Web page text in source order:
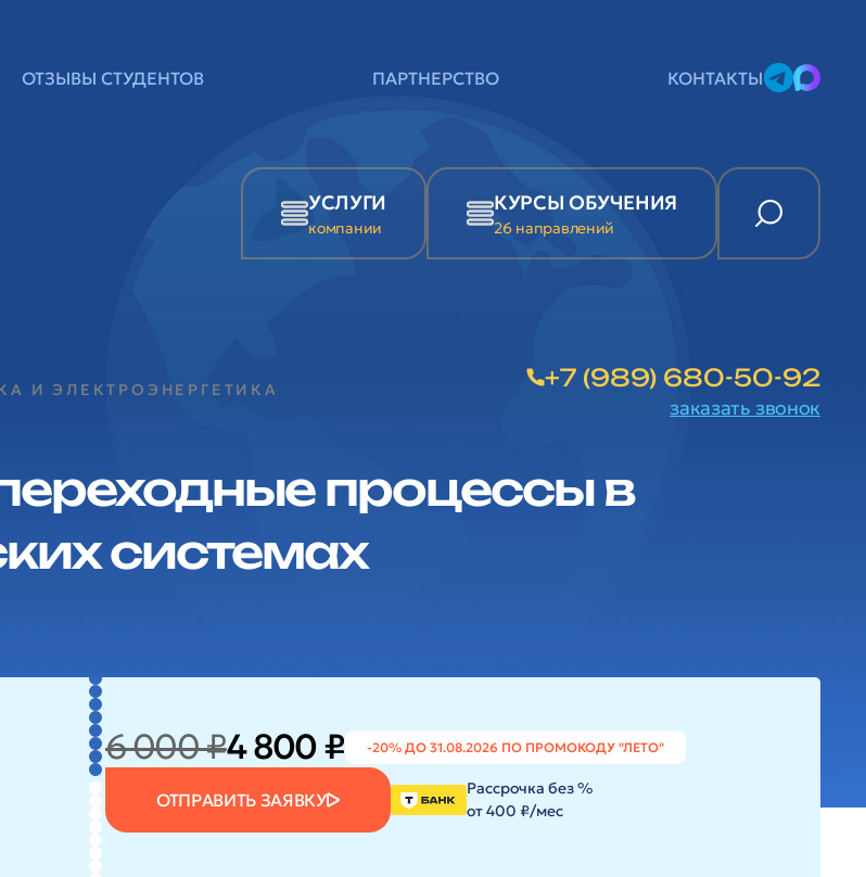
ОТЗЫВЫ СТУДЕНТОВ ПАРТНЕРСТВО КОНТАКТЫ
УСЛУГИ
компании
КУРСЫ ОБУЧЕНИЯ
26 направлений
И ЭЛЕКТРОЭНЕРГЕТИКА +7 (989) 680-50-92
заказать звонок
процессы в
системах
6 000 ₽4 800 ₽ -20% ДО 31.08.2026 ПО ПРОМОКОДУ "ЛЕТО"
ОТПРАВИТЬ ЗАЯВКУ
Рассрочка без %
от 400 ₽/мес